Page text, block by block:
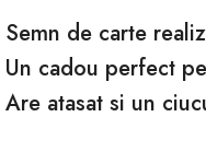
Semn de carte
Un cadou perfect
Are atasat si un